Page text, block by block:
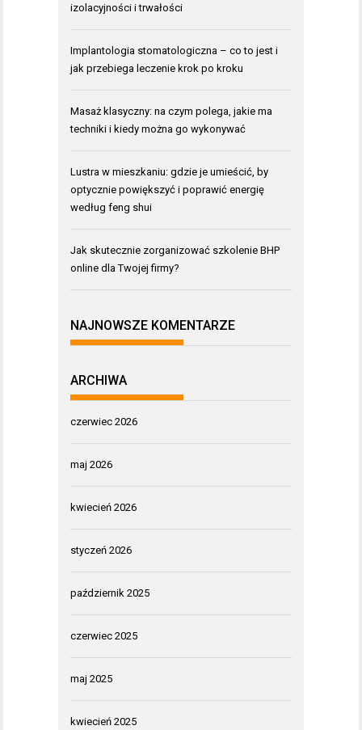
izolacyjności i trwałości
Implantologia stomatologiczna – co to jest i
jak przebiega leczenie krok po kroku
Masaż klasyczny: na czym polega, jakie ma
techniki i kiedy można go wykonywać
Lustra w mieszkaniu: gdzie je umieścić, by
optycznie powiększyć i poprawić energię
według feng shui
Jak skutecznie zorganizować szkolenie BHP
online dla Twojej firmy?
NAJNOWSZE KOMENTARZE
ARCHIWA
czerwiec 2026
maj 2026
kwiecień 2026
styczeń 2026
październik 2025
czerwiec 2025
maj 2025
kwiecień 2025